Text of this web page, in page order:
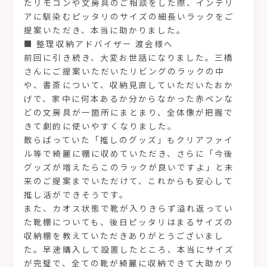
たリモコンや文房具のご相談をした際、インテリ
アに馴染むピッタリのサイズの細長いラックをご
提案いただき、本当に助かりました。
■ 整理収納アドバイザー 渡会様へ
前回に引き続き、大変お世話になりました。三橋
さんにご提案いただいたリビングのラックの中
や、書斎について、収納見直していただいたおか
げで、家中に何本あるか分からなかった赤ペンな
どの文房具が一箇所にまとまり、全体像が把握で
きて劇的に使いやすくなりました。
散らばっていた「推しのグッズ」もクリアファイ
ル等で綺麗に棚に収めていただき、さらに「今後
グッズが増えたらこのラックが良いですよ」と未
来のご提案までいただけて、これからも安心して
推し活ができそうです。
また、カオス状態で靴が入りきらず溢れ返ってい
た靴棚についても、後日ピッタリはまるサイズの
収納棚を教えていただきありがとうございまし
た。早速購入して設置したところ、本当にサイズ
が完璧で、全ての靴が綺麗に収納できて大助かり